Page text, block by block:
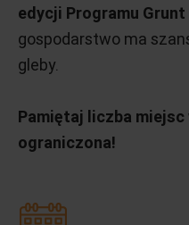
edycji Programu
gospodarstwo ma
gleby.
Pamiętaj liczba
ograniczona!